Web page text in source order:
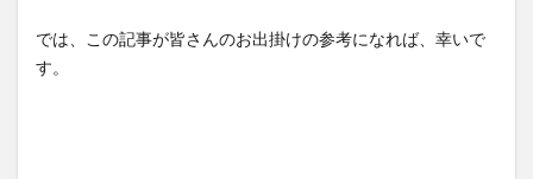
では、この記事が皆さんのお出掛けの参考になれば、幸いで
す。